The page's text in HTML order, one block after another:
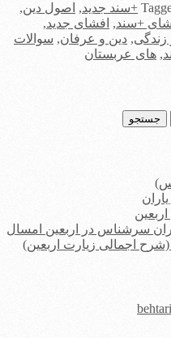
+سند جدید, اصول دین,
+سند, افشای جدید,
زندگی, دین و عرفان, سوالات
, های عربستان
(شرح اجمالی زیارت اربعین)